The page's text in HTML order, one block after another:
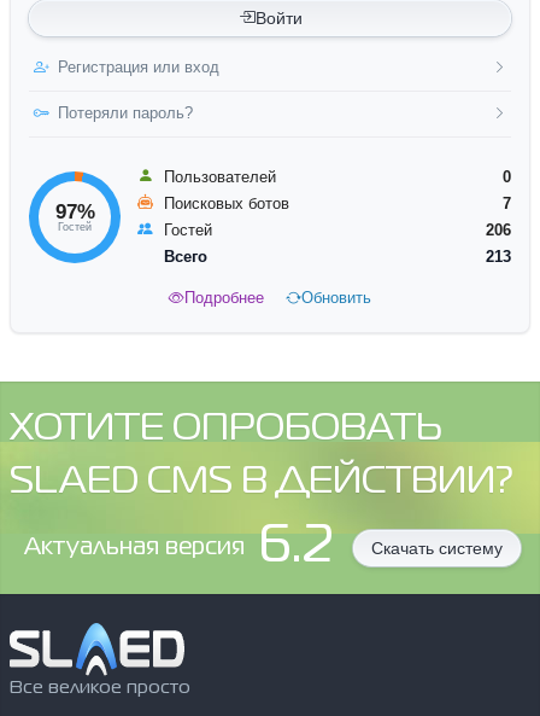
Войти
Регистрация или вход
Потеряли пароль?
97%
Гостей
Пользователей
0
Поисковых ботов
7
Гостей
206
Всего
213
Подробнее Обновить
ХОТИТЕ ОПРОБОВАТЬ
SLAED CMS В ДЕЙСТВИИ?
Aктуальная версия 6.2 Скачать систему
Все великое просто